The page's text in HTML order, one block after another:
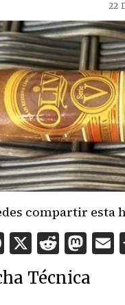
22
compartir esta
Facebook
X
Técnica